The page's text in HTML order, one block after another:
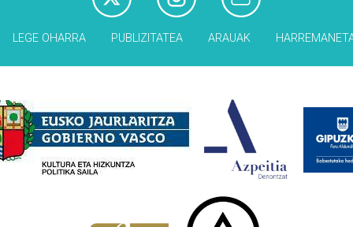
LEGE OHARRA PUBLIZITATEA ARAUAK